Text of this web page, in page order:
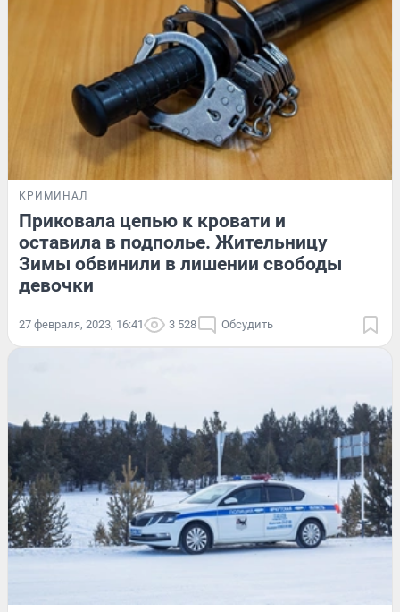
КРИМИНАЛ
Приковала цепью к кровати и
оставила в подполье. Жительницу
Зимы обвинили в лишении свободы
девочки
27 февраля, 2023, 16:41 3 528 Обсудить